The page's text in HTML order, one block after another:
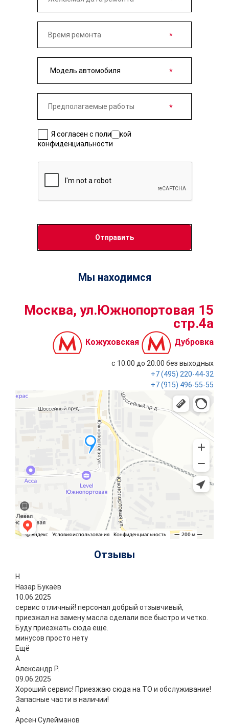
Я согласен с политикой
конфиденциальности
Мы находимся
Москва, ул.Южнопортовая 15
стр.4a
Кожуховская Дубровка
с 10:00 до 20:00 без выходных
+7 (495) 220-44-32
+7 (915) 496-55-55
Отзывы
Н
Назар Букаёв
10.06.2025
сервис отличный! персонал добрый отзывчивый,
приезжал на замену масла сделали все быстро и четко.
Буду приезжать сюда еще.
минусов просто нету
Ещё
А
Александр Р.
09.06.2025
Хороший сервис! Приезжаю сюда на ТО и обслуживание!
Запасные части в наличии!
А
Арсен Сулейманов